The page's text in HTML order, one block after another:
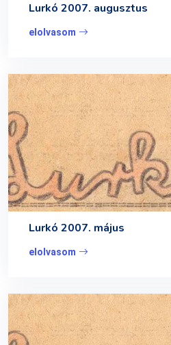
Lurkó 2007. augusztus
elolvasom
Lurkó 2007. május
elolvasom